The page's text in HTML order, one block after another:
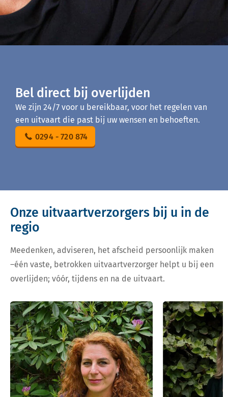
Bel direct bij overlijden
We zijn 24/7 voor u bereikbaar, voor het regelen van
een uitvaart die past bij uw wensen en behoeften.
0294 - 720 874
Onze uitvaartverzorgers bij u in de
regio
Meedenken, adviseren, het afscheid persoonlijk maken
–één vaste, betrokken uitvaartverzorger helpt u bij een
overlijden; vóór, tijdens en na de uitvaart.